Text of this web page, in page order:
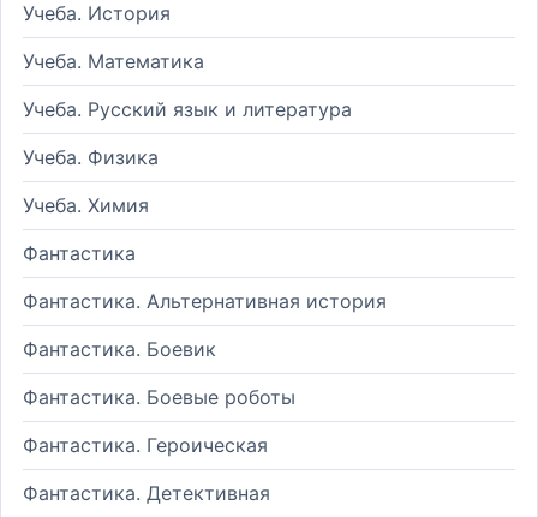
Учеба. История
Учеба. Математика
Учеба. Русский язык и литература
Учеба. Физика
Учеба. Химия
Фантастика
Фантастика. Альтернативная история
Фантастика. Боевик
Фантастика. Боевые роботы
Фантастика. Героическая
Фантастика. Детективная